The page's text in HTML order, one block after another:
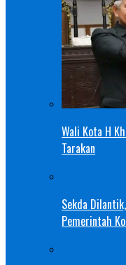
Wali Kota H
Tarakan
Sekda
Pemerintah